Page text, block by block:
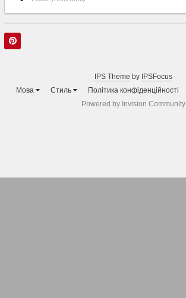
IPS Theme by IPSFocus
Мова
Стиль Політика конфіденційності
Powered by Invision Community